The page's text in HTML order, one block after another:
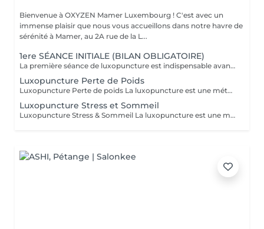
Bienvenue à OXYZEN Mamer Luxembourg ! C'est avec un
immense plaisir que nous vous accueillons dans notre havre de
sérénité à Mamer, au 2A rue de la L...
1ere SÉANCE INITIALE (BILAN OBLIGATOIRE)
La première séance de luxopuncture est indispensable avant de débuter tout programme. D'une durée d'environ 1 heure, elle se déroule en deux temps : 30 minutes d'échange approfondi (anamnèse) pour comprendre vos besoins, vos habitudes et définir vos objectifs 30 minutes de séance de luxopuncture, adaptée en fonction de cet échange Cette étape permet de personnaliser votre accompagnement et d'optimiser les résultats. Chaque protocole est ainsi ajusté à votre profil (poids, stress, sommeil, compulsions). Séance essentielle pour un suivi efficace et durable Permet un accompagnement sur mesure Un premier pas vers votre équilibre et votre bien-être durable.
Luxopuncture Perte de Poids
Luxopuncture Perte de poids La luxopuncture est une méthode douce et non invasive qui aide à réguler l'appétit, réduire les fringales et rééquilibrer le métabolisme. Idéale pour accompagner une perte de poids progressive, elle agit également sur le stress et les compulsions alimentaires. Chaque séance est adaptée à vos besoins afin de vous accompagner en douceur vers un meilleur équilibre et des résultats durables. Un accompagnement naturel pour retrouver légèreté, équilibre et bien-être au quotidien.
Luxopuncture Stress et Sommeil
Luxopuncture Stress & Sommeil La luxopuncture est une méthode douce et non invasive qui aide à apaiser le système nerveux, réduire le stress et améliorer la qualité du sommeil. Elle se pratique à l'aide d'un stylo à infrarouge qui stimule des points réflexes du corps, sans aiguille et en toute douceur. Chaque séance est adaptée à vos besoins afin de favoriser un relâchement profond et un apaisement durable. Un accompagnement naturel pour retrouver calme, sérénité et un sommeil réparateur.